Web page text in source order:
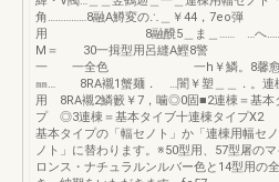
角……………8融A鱒変の∴＿￥44，7eo弾
用 8融醗5＿ま＿…… …へ
M＝ 30一揖型用呂縫A
一 一全色 一h￥鱗。8馨
㎜… 8RA襯1蟹麺． …闇￥塑＿＿．。連
用 8RA襯2鱗籔￥7，噛◎0固■2連棟＝基本
プ ◎3連棟＝基本タイブ十連棟タイプX2
基本タイプの「輻セノト」か「連棟用幅セ
ノト」に替わります。※50型用、57型屠の
ロンス・ナチュラルンルバー色と14型用の